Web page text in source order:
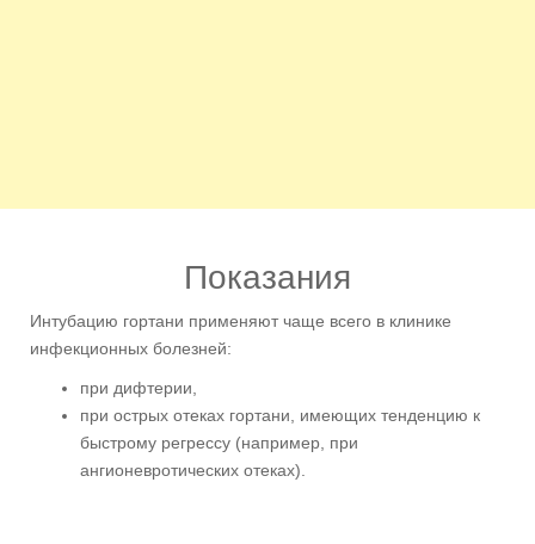
Показания
Интубацию гортани применяют чаще всего в клинике
инфекционных болезней:
при дифтерии,
при острых отеках гортани, имеющих тенденцию к
быстрому регрессу (например, при
ангионевротических отеках).